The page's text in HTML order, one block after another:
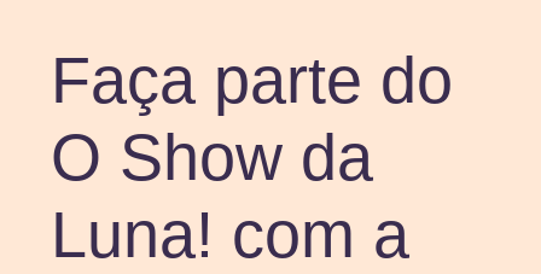
Faça parte do
O Show da
Luna! com a